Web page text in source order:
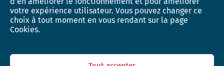
votre expérience utilisateur. Vous pouvez changer ce
choix à tout moment en vous rendant sur la page
Cookies.
Activité de recherche
L’incubateur QUALYSE
Actualités
Boutique